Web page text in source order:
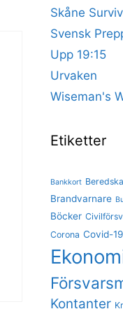
Skåne
Svensk
Upp 19:15
Urvaken
Wiseman's
Etiketter
Bankkort
Brandvarnare
Böcker
Corona Covid-19
Kontanter